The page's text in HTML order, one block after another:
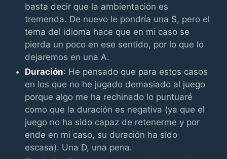
basta decir que la ambientación es
tremenda. De nuevo le pondría una S, pero el
tema del idioma hace que en mi caso se
pierda un poco en ese sentido, por lo que lo
dejaremos en una A.
Duración: He pensado que para estos casos
en los que no he jugado demasiado al juego
porque algo me ha rechinado lo puntuaré
como que la duración es negativa (ya que el
juego no ha sido capaz de retenerme y por
ende en mi caso, su duración ha sido
escasa). Una D, una pena.